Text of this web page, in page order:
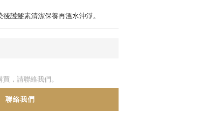
護髮素清潔保養再溫水沖淨。
，請聯絡我們。
聯絡我們